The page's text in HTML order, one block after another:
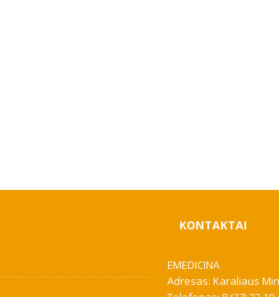
KONTAKTAI
EMEDICINA
Adresas: Karaliaus